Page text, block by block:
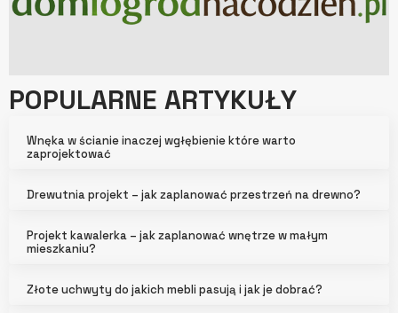
POPULARNE ARTYKUŁY
Wnęka w ścianie inaczej wgłębienie które warto
zaprojektować
Drewutnia projekt – jak zaplanować przestrzeń na drewno?
Projekt kawalerka – jak zaplanować wnętrze w małym
mieszkaniu?
Złote uchwyty do jakich mebli pasują i jak je dobrać?